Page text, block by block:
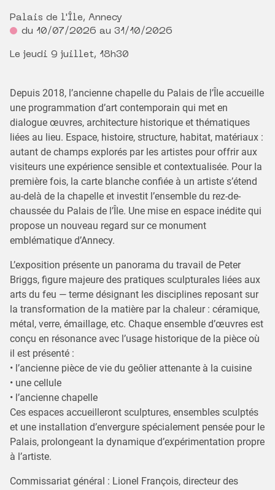
Palais de l'Île, Annecy
du 10/07/2026 au 31/10/2026
Le jeudi 9 juillet, 18h30
Depuis 2018, l’ancienne chapelle du Palais de l’Île accueille
une programmation d’art contemporain qui met en
dialogue œuvres, architecture historique et thématiques
liées au lieu. Espace, histoire, structure, habitat, matériaux :
autant de champs explorés par les artistes pour offrir aux
visiteurs une expérience sensible et contextualisée. Pour la
première fois, la carte blanche confiée à un artiste s’étend
au-delà de la chapelle et investit l’ensemble du rez-de-
chaussée du Palais de l’Île. Une mise en espace inédite qui
propose un nouveau regard sur ce monument
emblématique d’Annecy.
L’exposition présente un panorama du travail de Peter
Briggs, figure majeure des pratiques sculpturales liées aux
arts du feu — terme désignant les disciplines reposant sur
la transformation de la matière par la chaleur : céramique,
métal, verre, émaillage, etc. Chaque ensemble d’œuvres est
conçu en résonance avec l’usage historique de la pièce où
il est présenté :
• l’ancienne pièce de vie du geôlier attenante à la cuisine
• une cellule
• l’ancienne chapelle
Ces espaces accueilleront sculptures, ensembles sculptés
et une installation d’envergure spécialement pensée pour le
Palais, prolongeant la dynamique d’expérimentation propre
à l’artiste.
Commissariat général : Lionel François, directeur des